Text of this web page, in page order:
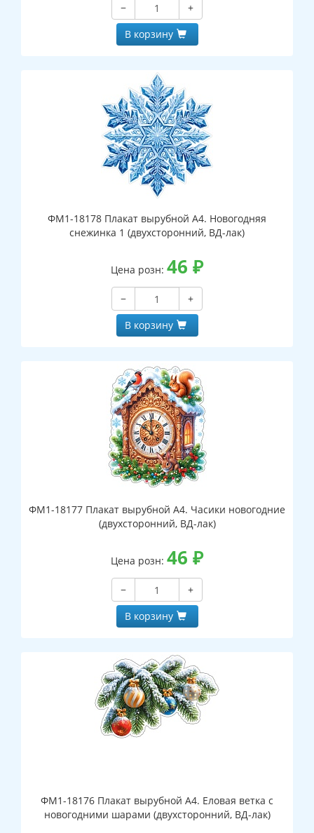
−
+
В корзину
ФМ1-18178 Плакат вырубной А4. Новогодняя
снежинка 1 (двухсторонний, ВД-лак)
Цена розн: 46 ₽
−
+
В корзину
ФМ1-18177 Плакат вырубной А4. Часики новогодние
(двухсторонний, ВД-лак)
Цена розн: 46 ₽
−
+
В корзину
ФМ1-18176 Плакат вырубной А4. Еловая ветка с
новогодними шарами (двухсторонний, ВД-лак)